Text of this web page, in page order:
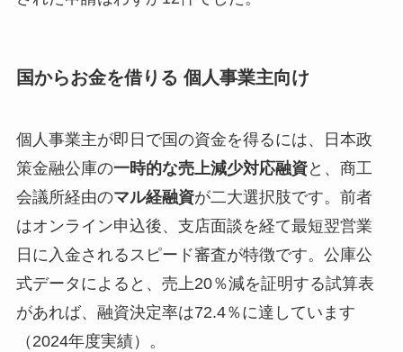
国からお金を借りる 個人事業主向け
個人事業主が即日で国の資金を得るには、日本政
策金融公庫の一時的な売上減少対応融資と、商工
会議所経由のマル経融資が二大選択肢です。前者
はオンライン申込後、支店面談を経て最短翌営業
日に入金されるスピード審査が特徴です。公庫公
式データによると、売上20％減を証明する試算表
があれば、融資決定率は72.4％に達しています
（2024年度実績）。